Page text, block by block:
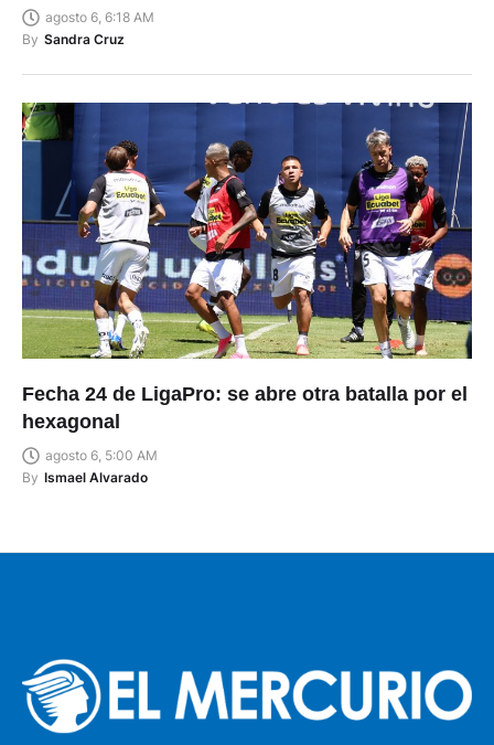
agosto 6, 6:18 AM
By Sandra Cruz
Fecha 24 de LigaPro: se abre otra batalla por el
hexagonal
agosto 6, 5:00 AM
By Ismael Alvarado